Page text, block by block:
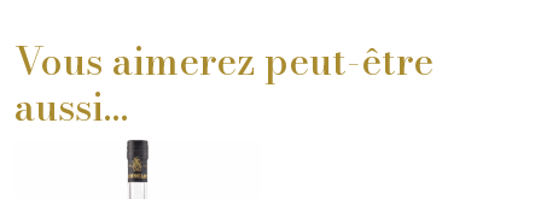
Vous aimerez peut-être
aussi…